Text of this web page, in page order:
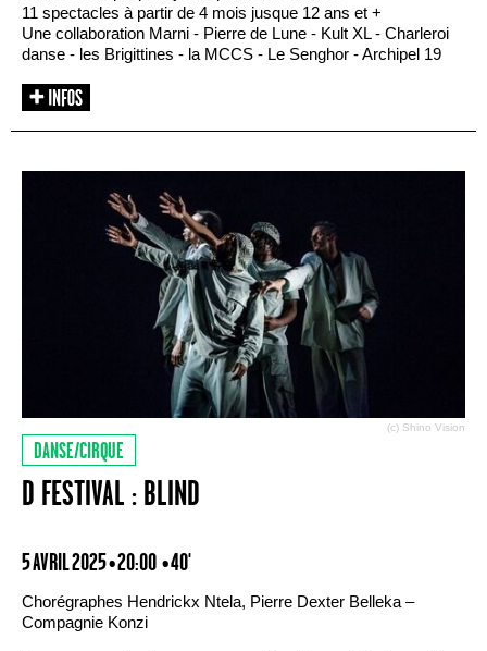
11 spectacles à partir de 4 mois jusque 12 ans et +
Une collaboration Marni - Pierre de Lune - Kult XL - Charleroi
danse - les Brigittines - la MCCS - Le Senghor - Archipel 19
(c) Shino Vision
DANSE/CIRQUE
D FESTIVAL : BLIND
5 AVRIL 2025 • 20:00 • 40'
Chorégraphes Hendrickx Ntela, Pierre Dexter Belleka –
Compagnie Konzi